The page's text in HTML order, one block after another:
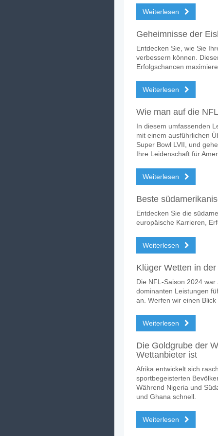
Weiterlesen
Geheimnisse der
Entdecken Sie, wie Sie
verbessern können.
Erfolgschancen
Weiterlesen
Wie man auf die
In diesem umfassenden
mit einem ausführlichen
Super Bowl LVII, und
Ihre Leidenschaft für
Weiterlesen
Beste
Entdecken Sie die
europäische Karrieren,
Weiterlesen
Klüger Wetten in
Die NFL-Saison 2024
dominanten Leistungen
an. Werfen wir einen
Weiterlesen
Die Goldgrube der
Wettanbieter ist
Afrika entwickelt sich
sportbegeisterten
Während Nigeria und
und Ghana schnell.
Weiterlesen